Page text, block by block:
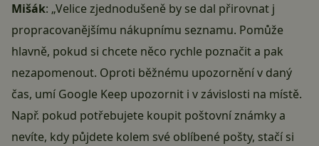
Mišák: „Velice zjednodušeně by se dal přirovnat j
propracovanějšímu nákupnímu seznamu. Pomůže
hlavně, pokud si chcete něco rychle poznačit a pak
nezapomenout. Oproti běžnému upozornění v daný
čas, umí Google Keep upozornit i v závislosti na místě.
Např. pokud potřebujete koupit poštovní známky a
nevíte, kdy půjdete kolem své oblíbené pošty, stačí si